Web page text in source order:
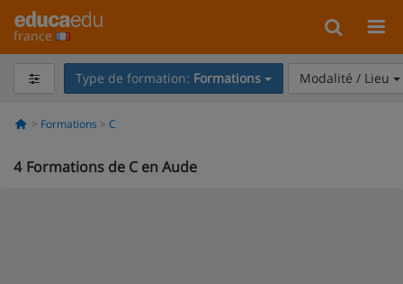
france
Type de formation: Formations Modalité / Lieu
Formations C
4 Formations de C en Aude